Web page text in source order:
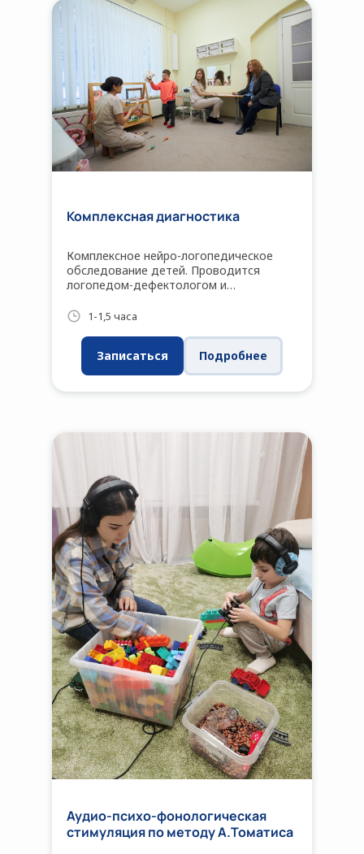
Комплексная диагностика
Комплексное нейро-логопедическое
обследование детей. Проводится
логопедом-дефектологом и
1-1,5 часа
Записаться Подробнее
Аудио-психо-фонологическая
стимуляция по методу А.Томатиса